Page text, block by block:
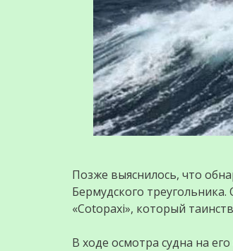
Позже выяснилось, что
Бермудского
«Cotopaxi», который
В ходе осмотра судна на